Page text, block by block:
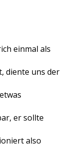
einmal als
diente uns der
er sollte
also